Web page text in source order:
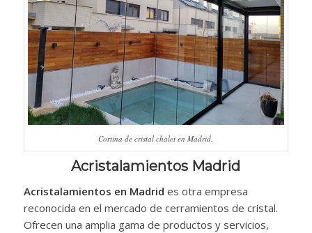
Cortina de cristal chalet en Madrid.
Acristalamientos Madrid
Acristalamientos en Madrid es otra empresa
reconocida en el mercado de cerramientos de cristal.
Ofrecen una amplia gama de productos y servicios,